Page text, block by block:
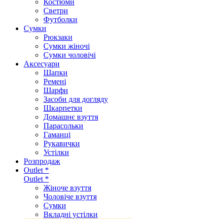
Костюми
Светри
Футболки
Сумки
Рюкзаки
Сумки жіночі
Сумки чоловічі
Аксеcуари
Шапки
Ремені
Шарфи
Засоби для догляду
Шкарпетки
Домашнє взуття
Парасольки
Гаманці
Рукавички
Устілки
Розпродаж
Outlet *
Outlet *
Жіноче взуття
Чоловіче взуття
Сумки
Вкладні устілки